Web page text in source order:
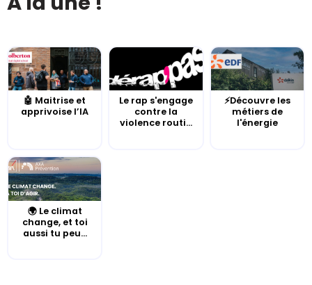
🤖 Maitrise et
apprivoise l’IA
Le rap s'engage
contre la
violence routi...
⚡Découvre les
métiers de
l'énergie
🌍 Le climat
change, et toi
aussi tu peu...